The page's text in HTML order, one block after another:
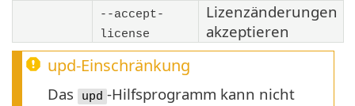
--accept-
license
Lizenzänderungen
akzeptieren
upd-Einschränkung
Das upd -Hilfsprogramm kann nicht